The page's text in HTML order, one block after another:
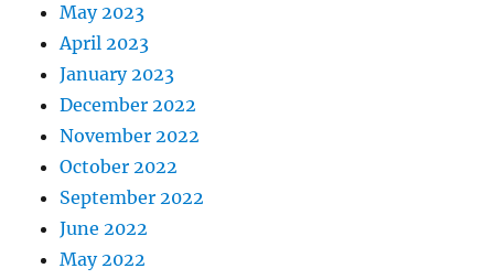
May 2023
April 2023
January 2023
December 2022
November 2022
October 2022
September 2022
June 2022
May 2022